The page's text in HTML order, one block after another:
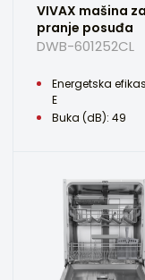
VIVAX mašina za
pranje posuđa
DWB-601252CL
Energetska
E
Buka (dB): 49